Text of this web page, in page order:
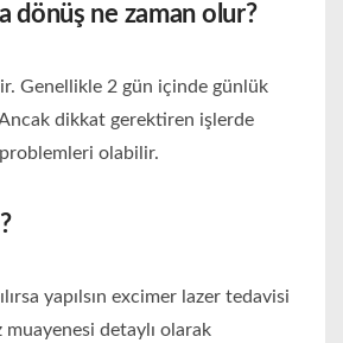
dönüş ne zaman olur?
Genellikle 2 gün içinde günlük
dikkat gerektiren işlerde
olabilir.
yapılsın excimer lazer tedavisi
detaylı olarak